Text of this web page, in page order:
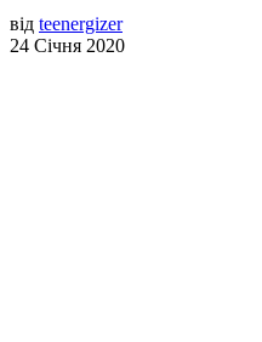
від teenergizer
24 Січня 2020